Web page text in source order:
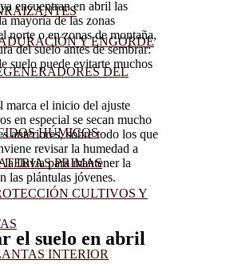
Y ENGORDE
DEL
HÚMICOS
PRIMAS
CULTIVOS Y
INTERIOR
encuentran en abril las
mayoría de las zonas
norte o en zonas de montaña,
del suelo antes de sembrar:
suelo puede evitarte muchos
marca el inicio del ajuste
en especial se secan mucho
anteriores, sobre todo los que
revisar la humedad a
lluvia para mantener la
las plántulas jóvenes.
el suelo en abril